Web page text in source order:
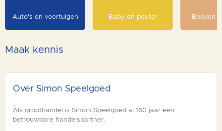
Auto's en voertuigen Baby en peuter Boeken
Maak kennis
Over Simon Speelgoed
Als groothandel is Simon Speelgoed al 160 jaar een
betrouwbare handelspartner.